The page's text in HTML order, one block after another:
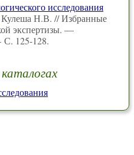
исследования
Н.В. // Избранные
экспертизы. —
125-128.